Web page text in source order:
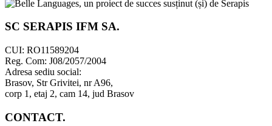
SC SERAPIS IFM SA.
CUI: RO11589204
Reg. Com: J08/2057/2004
Adresa sediu social:
Brasov, Str Grivitei, nr A96,
corp 1, etaj 2, cam 14, jud Brasov
CONTACT.